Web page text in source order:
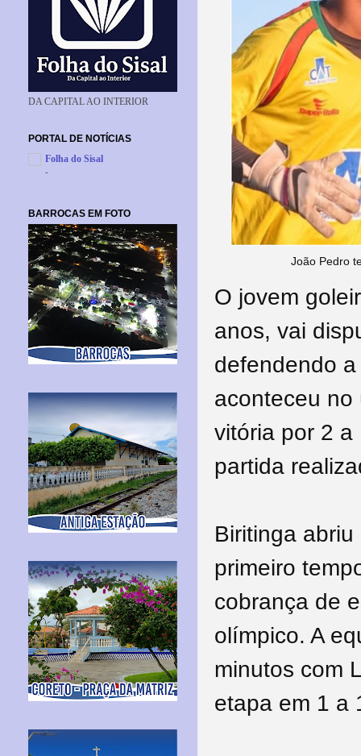
João Pedro
O jovem
anos, vai
defendendo
aconteceu no
vitória por 2 a
partida
Biritinga
primeiro
cobrança de
olímpico. A
minutos com
etapa em 1 a
DA CAPITAL AO INTERIOR
PORTAL DE NOTÍCIAS
Folha do Sisal
-
BARROCAS EM FOTO